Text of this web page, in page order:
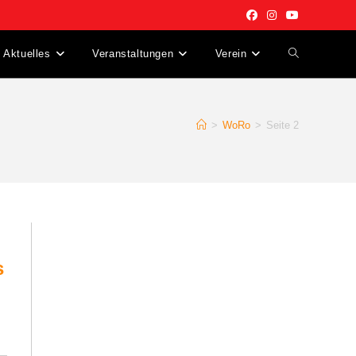
Aktuelles Veranstaltungen Verein Website-
> WoRo > Seite 2